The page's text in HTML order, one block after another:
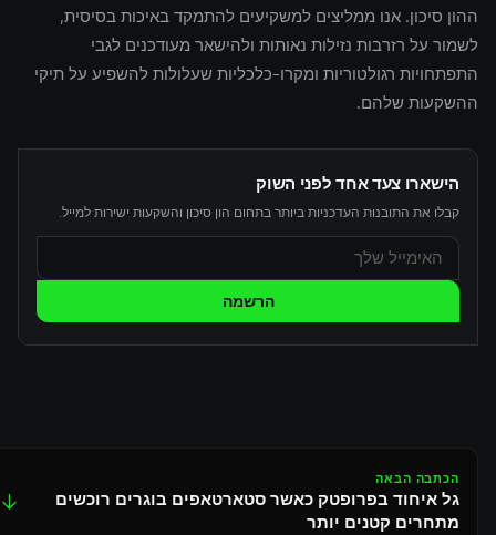
ההון סיכון. אנו ממליצים למשקיעים להתמקד באיכות בסיסית,
לשמור על רזרבות נזילות נאותות ולהישאר מעודכנים לגבי
התפתחויות רגולטוריות ומקרו-כלכליות שעלולות להשפיע על תיקי
ההשקעות שלהם.
הישארו צעד אחד לפני השוק
קבלו את התובנות העדכניות ביותר בתחום הון סיכון והשקעות ישירות למייל.
הרשמה
הכתבה הבאה
גל איחוד בפרופטק כאשר סטארטאפים בוגרים רוכשים
מתחרים קטנים יותר